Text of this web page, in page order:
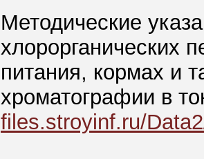
Методические
хлорорганических
питания, кормах и
хроматографии в
files.stroyinf.ru/